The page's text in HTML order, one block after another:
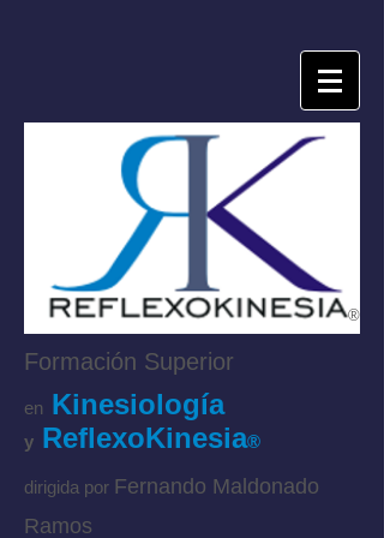
®
Formación Superior
en Kinesiología
y ReflexoKinesia®
dirigida por Fernando Maldonado
Ramos